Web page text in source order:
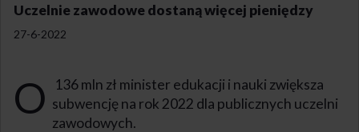
Uczelnie zawodowe dostaną więcej pieniędzy
27-6-2022
O
136 mln zł minister edukacji i nauki zwiększa
subwencję na rok 2022 dla publicznych uczelni
zawodowych.